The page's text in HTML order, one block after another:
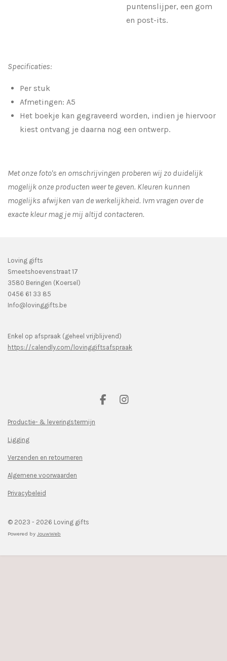
puntenslijper, een gom
en post-its.
Specificaties:
Per stuk
Afmetingen: A5
Het boekje kan gegraveerd worden, indien je hiervoor
kiest ontvang je daarna nog een ontwerp.
Met onze foto's en omschrijvingen proberen wij zo duidelijk
mogelijk onze producten weer te geven. Kleuren kunnen
mogelijks afwijken van de werkelijkheid. Ivm vragen over de
exacte kleur mag je mij altijd contacteren.
Loving gifts
Smeetshoevenstraat 17
3580 Beringen (Koersel)
0456 61 33 85
Info@lovinggifts.be
Enkel op afspraak (geheel vrijblijvend)
https://calendly.com/lovinggiftsafspraak
F
I
Productie- & leveringstermijn
Ligging
Verzenden en retourneren
Algemene voorwaarden
Privacybeleid
© 2023 - 2026 Loving gifts
Powered by JouwWeb